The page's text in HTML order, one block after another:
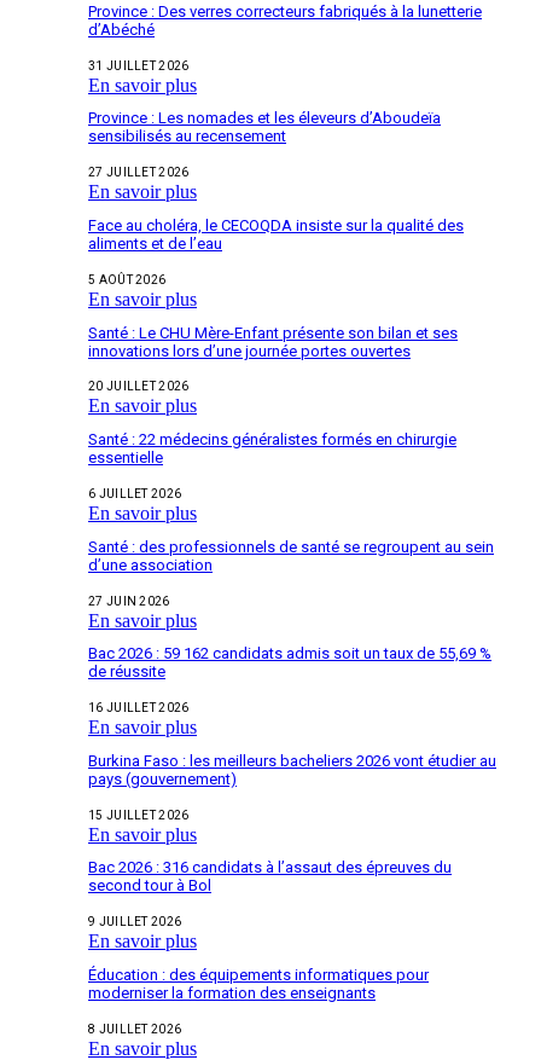
Province : Des verres correcteurs fabriqués à la lunetterie
d’Abéché
31 JUILLET 2026
En savoir plus
Province : Les nomades et les éleveurs d’Aboudeïa
sensibilisés au recensement
27 JUILLET 2026
En savoir plus
Face au choléra, le CECOQDA insiste sur la qualité des
aliments et de l’eau
5 AOÛT 2026
En savoir plus
Santé : Le CHU Mère-Enfant présente son bilan et ses
innovations lors d’une journée portes ouvertes
20 JUILLET 2026
En savoir plus
Santé : 22 médecins généralistes formés en chirurgie
essentielle
6 JUILLET 2026
En savoir plus
Santé : des professionnels de santé se regroupent au sein
d’une association
27 JUIN 2026
En savoir plus
Bac 2026 : 59 162 candidats admis soit un taux de 55,69 %
de réussite
16 JUILLET 2026
En savoir plus
Burkina Faso : les meilleurs bacheliers 2026 vont étudier au
pays (gouvernement)
15 JUILLET 2026
En savoir plus
Bac 2026 : 316 candidats à l’assaut des épreuves du
second tour à Bol
9 JUILLET 2026
En savoir plus
Éducation : des équipements informatiques pour
moderniser la formation des enseignants
8 JUILLET 2026
En savoir plus